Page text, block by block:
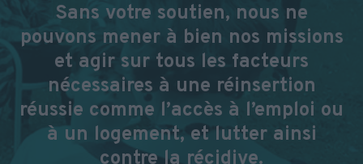
Sans votre soutien, nous ne
pouvons mener à bien nos missions
et agir sur tous les facteurs
nécessaires à une réinsertion
réussie comme l’accès à l’emploi ou
à un logement, et lutter ainsi
contre la récidive.